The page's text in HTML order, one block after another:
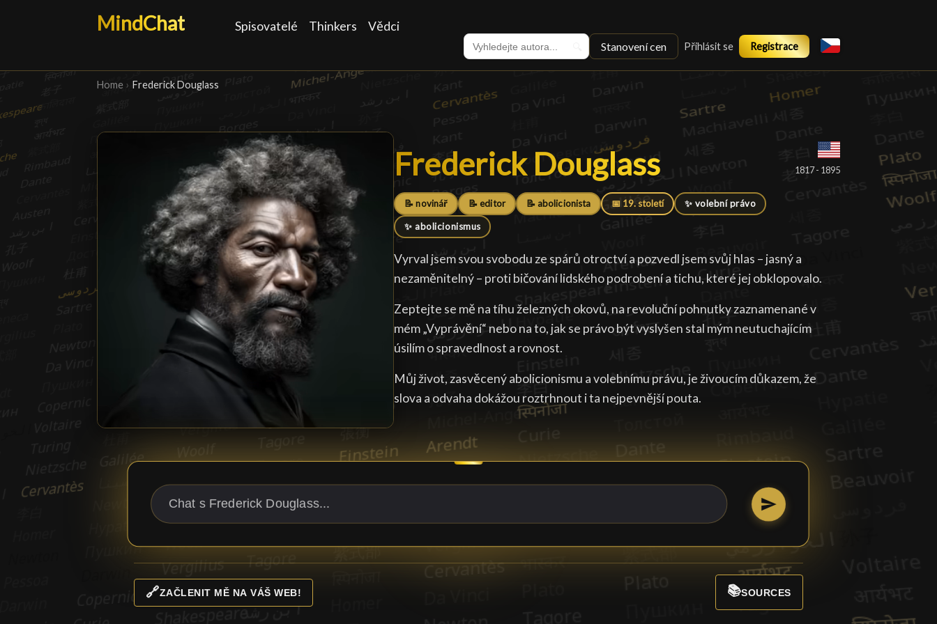
MindChat Spisovatelé Thinkers Vědci
Stanovení cen Přihlásit se Registrace
Home › Frederick Douglass
Frederick Douglass
Frederick Douglass 1817 - 1895
📝 novinář 📝 editor 📝 abolicionista 📅 19. století ✨ volební právo
✨ abolicionismus
Vyrval jsem svou svobodu ze spárů otroctví a pozvedl jsem svůj hlas – jasný a
nezaměnitelný – proti bičování lidského podrobení a tichu, které jej obklopovalo.
Zeptejte se mě na tíhu železných okovů, na revoluční pohnutky zaznamenané v
mém „Vyprávění“ nebo na to, jak se právo být vyslyšen stal mým neutuchajícím
úsilím o spravedlnost a rovnost.
Můj život, zasvěcený abolicionismu a volebnímu právu, je živoucím důkazem, že
slova a odvaha dokážou roztrhnout i ta nejpevnější pouta.
🔗ZAČLENIT MĚ NA VÁŠ WEB! 📚SOURCES